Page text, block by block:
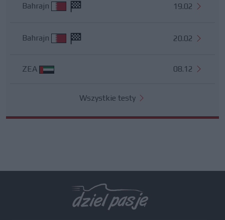
Bahrajn 19.02
Bahrajn 20.02
ZEA 08.12
Wszystkie testy